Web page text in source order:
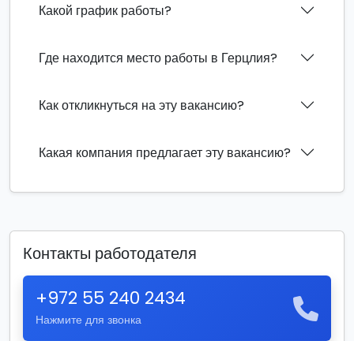
Какой график работы?
Где находится место работы в Герцлия?
Как откликнуться на эту вакансию?
Какая компания предлагает эту вакансию?
Контакты работодателя
+972 55 240 2434
Нажмите для звонка